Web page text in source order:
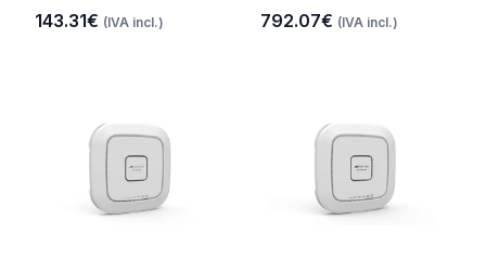
143.31€ (IVA incl.) 792.07€ (IVA incl.)